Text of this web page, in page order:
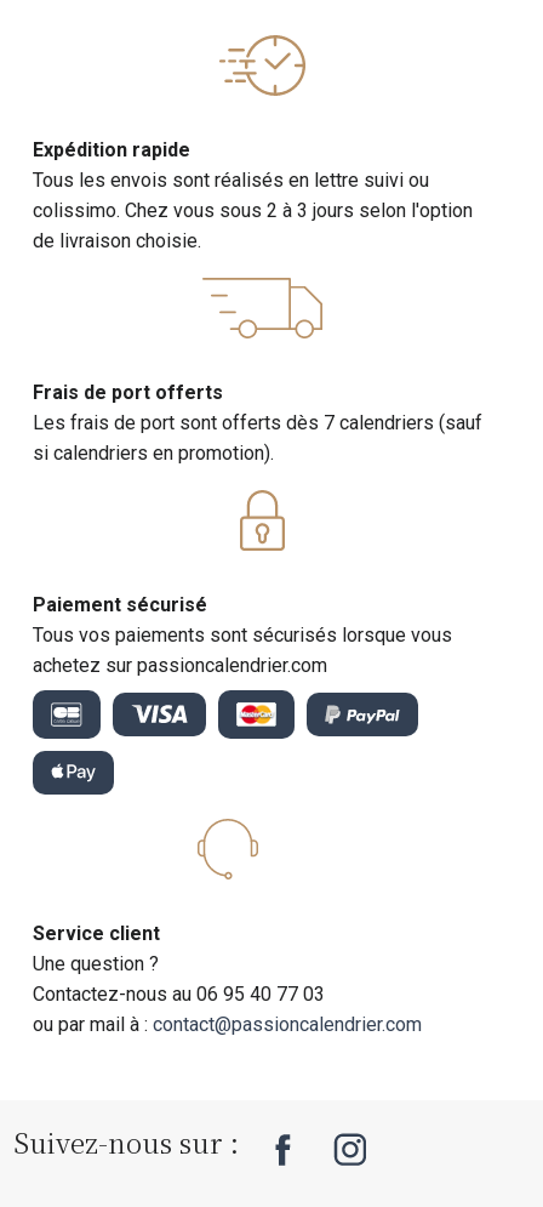
Expédition rapide
Tous les envois sont réalisés en lettre suivi ou
colissimo. Chez vous sous 2 à 3 jours selon l'option
de livraison choisie.
Frais de port offerts
Les frais de port sont offerts dès 7 calendriers (sauf
si calendriers en promotion).
Paiement sécurisé
Tous vos paiements sont sécurisés lorsque vous
achetez sur passioncalendrier.com
Service client
Une question ?
Contactez-nous au 06 95 40 77 03
ou par mail à :contact@passioncalendrier.com
Suivez-nous sur :